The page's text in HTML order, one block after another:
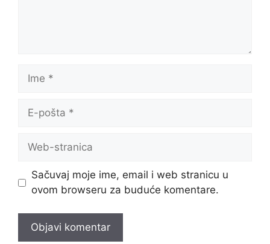
Ime
pošta
Web-
Sačuvaj moje ime, email i web stranicu u
ovom browseru za buduće komentare.